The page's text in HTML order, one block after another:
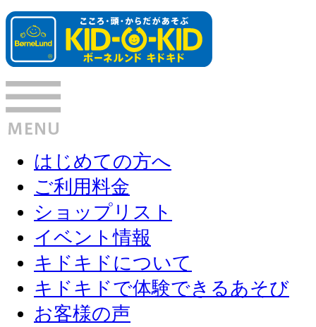
はじめての方へ
ご利用料金
ショップリスト
イベント情報
キドキドについて
キドキドで体験できるあそび
お客様の声